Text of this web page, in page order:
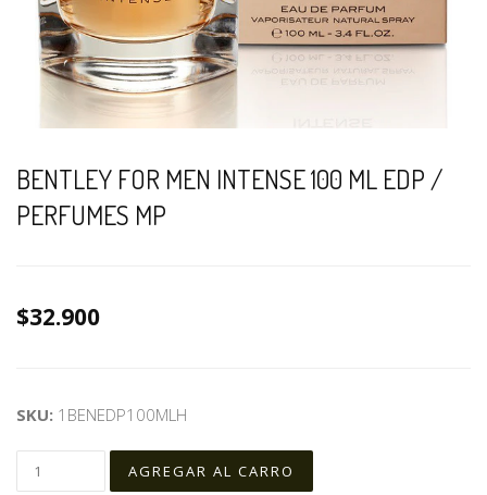
BENTLEY FOR MEN INTENSE 100 ML EDP /
PERFUMES MP
$32.900
SKU: 1BENEDP100MLH